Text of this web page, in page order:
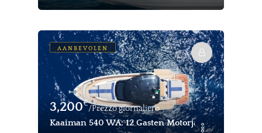
AANBEVOLEN
3,200€
/Prezzo giornaliero
Kaaiman 540 WA: 12 Gasten Motorjacht Dag